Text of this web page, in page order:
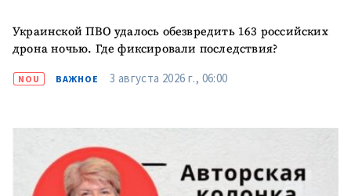
Украинской ПВО удалось обезвредить 163 российских
дрона ночью. Где фиксировали последствия?
NOU ВАЖНОЕ 3 августа 2026 г., 06:00